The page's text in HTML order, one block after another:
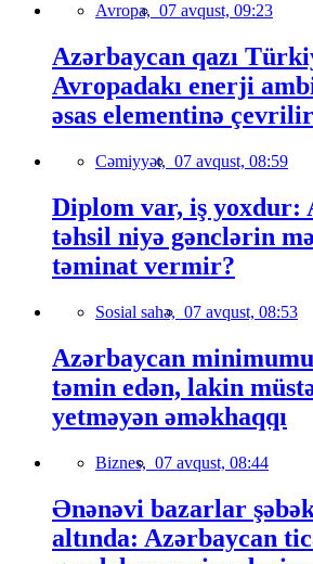
Avropa, 07 avqust, 09:23
Azərbaycan qazı
Avropadakı enerji
əsas elementinə çevrilir
Cəmiyyət, 07 avqust, 08:59
Diplom var, iş yoxdur:
təhsil niyə gənclərin
təminat vermir?
Sosial sahə, 07 avqust, 08:53
Azərbaycan
təmin edən, lakin
yetməyən əməkhaqqı
Biznes, 07 avqust, 08:44
Ənənəvi bazarlar
altında: Azərbaycan